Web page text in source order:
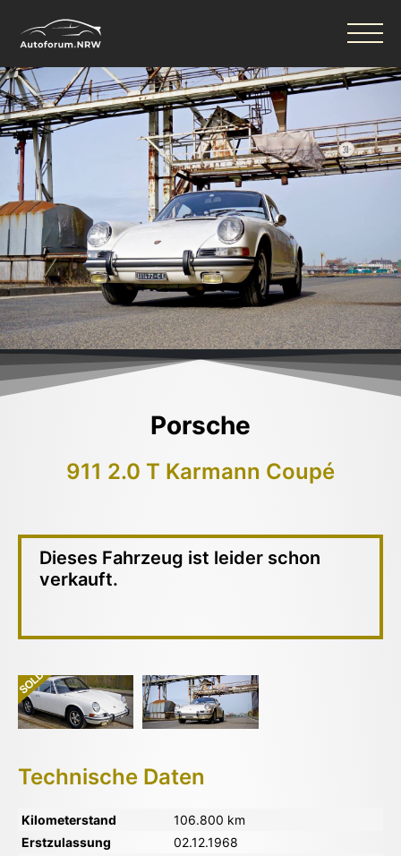
Porsche
911 2.0 T Karmann Coupé
Dieses Fahrzeug ist leider schon
verkauft.
Technische Daten
Kilometerstand
106.800 km
Erstzulassung
02.12.1968